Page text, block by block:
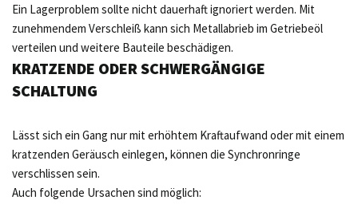
Ein Lagerproblem sollte nicht dauerhaft ignoriert werden. Mit
zunehmendem Verschleiß kann sich Metallabrieb im Getriebeöl
verteilen und weitere Bauteile beschädigen.
KRATZENDE ODER SCHWERGÄNGIGE
SCHALTUNG
Lässt sich ein Gang nur mit erhöhtem Kraftaufwand oder mit einem
kratzenden Geräusch einlegen, können die Synchronringe
verschlissen sein.
Auch folgende Ursachen sind möglich: